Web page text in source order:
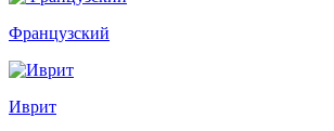
Французский
Иврит